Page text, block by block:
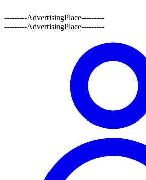
---------AdvertisingPlace---------
---------AdvertisingPlace---------